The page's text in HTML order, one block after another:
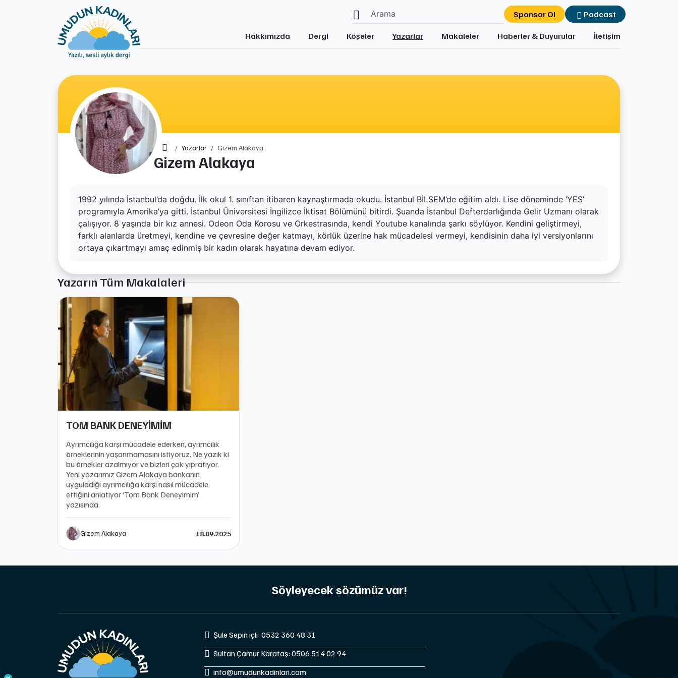
Sponsor Ol Podcast
Hakkımızda Dergi Köşeler Yazarlar Makaleler Haberler & Duyurular İletişim
Ana SayfaYazarlar Gizem Alakaya
Gizem Alakaya
1992 yılında İstanbul’da doğdu. İlk okul 1. sınıftan itibaren kaynaştırmada okudu. İstanbul BİLSEM’de eğitim aldı. Lise döneminde ‘YES’
programıyla Amerika’ya gitti. İstanbul Üniversitesi İngilizce İktisat Bölümünü bitirdi. Şuanda İstanbul Defterdarlığında Gelir Uzmanı olarak
çalışıyor. 8 yaşında bir kız annesi. Odeon Oda Korosu ve Orkestrasında, kendi Youtube kanalında şarkı söylüyor. Kendini geliştirmeyi,
farklı alanlarda üretmeyi, kendine ve çevresine değer katmayı, körlük üzerine hak mücadelesi vermeyi, kendisinin daha iyi versiyonlarını
ortaya çıkartmayı amaç edinmiş bir kadın olarak hayatına devam ediyor.
Yazarın Tüm Makalaleri
TOM BANK DENEYİMİM
Ayrımcılığa karşı mücadele ederken, ayrımcılık
örneklerinin yaşanmamasını istiyoruz. Ne yazık ki
bu örnekler azalmıyor ve bizleri çok yıpratıyor.
Yeni yazarımız Gizem Alakaya bankanın
uyguladığı ayrımcılığa karşı nasıl mücadele
ettiğini anlatıyor ‘Tom Bank Deneyimim’
yazısında.
Gizem Alakaya 18.09.2025
Söyleyecek sözümüz var!
Şule Sepin içli: 0532 360 48 31
Sultan Çamur Karataş: 0506 514 02 94
info@umudunkadinlari.com